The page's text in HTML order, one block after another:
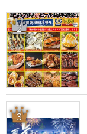
2
3